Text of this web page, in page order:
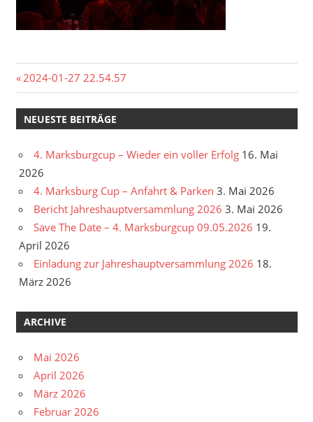
Beitragsnavigation
Vorheriger
Beitrag:
2024-01-27 22.54.57
NEUESTE BEITRÄGE
4. Marksburgcup – Wieder ein voller Erfolg 16. Mai
2026
4. Marksburg Cup – Anfahrt & Parken 3. Mai 2026
Bericht Jahreshauptversammlung 2026 3. Mai 2026
Save The Date – 4. Marksburgcup 09.05.2026 19.
April 2026
Einladung zur Jahreshauptversammlung 2026 18.
März 2026
ARCHIVE
Mai 2026
April 2026
März 2026
Februar 2026